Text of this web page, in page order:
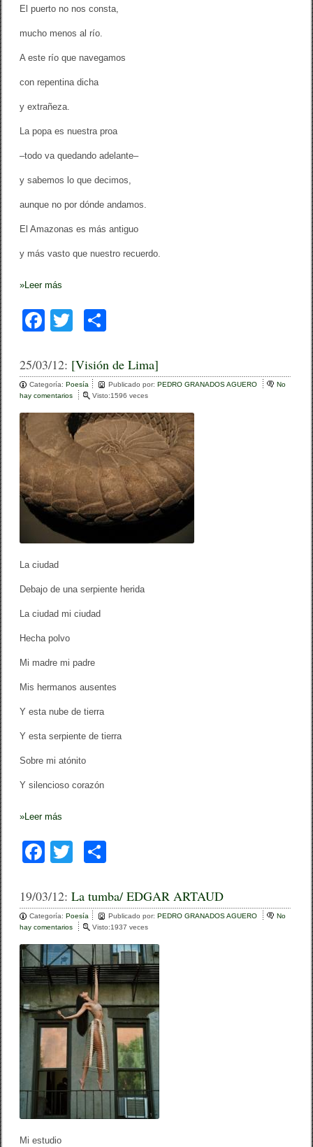
El puerto no nos consta,
mucho menos al río.
A este río que navegamos
con repentina dicha
y extrañeza.
La popa es nuestra proa
–todo va quedando adelante–
y sabemos lo que decimos,
aunque no por dónde andamos.
El Amazonas es más antiguo
y más vasto que nuestro recuerdo.
»Leer más
F
c
e
b
o
o
k
tt
er
m
p
ar
tir
25/03/12: [Visión de Lima]
Categoría:Poesía Publicado por:PEDRO GRANADOS AGUERO
No
hay comentarios
V
i
ó
d
L
m
Visto:1596 veces
La ciudad
Debajo de una serpiente herida
La ciudad mi ciudad
Hecha polvo
Mi madre mi padre
Mis hermanos ausentes
Y esta nube de tierra
Y esta serpiente de tierra
Sobre mi atónito
Y silencioso corazón
»Leer más
F
c
e
b
o
o
k
tt
er
m
p
ar
tir
19/03/12:La tumba/ EDGAR ARTAUD
Categoría:Poesía Publicado por:PEDRO GRANADOS AGUERO
No
hay comentarios
L
t
u
m
b
a
T
Visto:1937 veces
Mi estudio